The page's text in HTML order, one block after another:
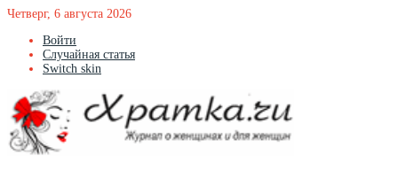
Четверг, 6 августа 2026
Войти
Случайная статья
Switch skin